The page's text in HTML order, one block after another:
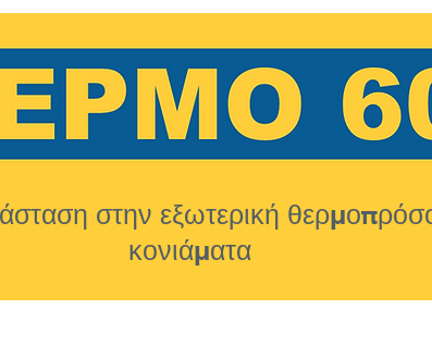
στην εξωτερική
κονιάματα